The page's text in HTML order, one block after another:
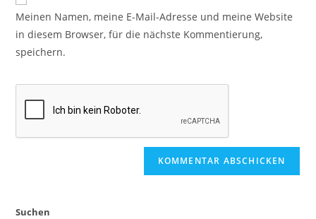
Meinen Namen, meine E-Mail-Adresse und meine Website
in diesem Browser, für die nächste Kommentierung,
speichern.
Suchen